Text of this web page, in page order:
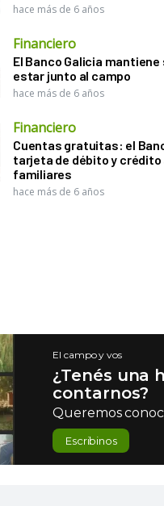
hace más de 6 años
Financiero
El Banco Galicia
estar junto al campo
hace más de 6 años
Financiero
Cuentas gratuitas: el
tarjeta de débito y
familiares
hace más de 6 años
El campo y vos
¿Tenés una
contarnos?
Queremos
Escribinos